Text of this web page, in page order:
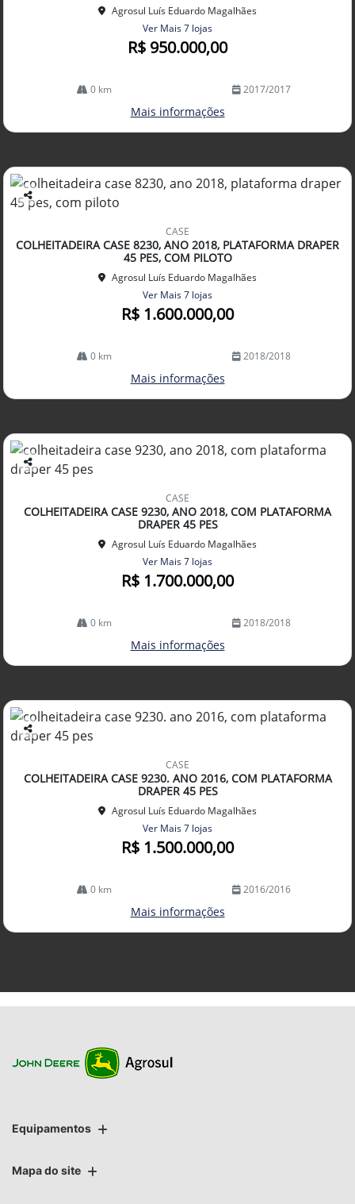
Agrosul Luís Eduardo Magalhães
Ver Mais 7 lojas
R$ 950.000,00
0 km 2017/2017
Mais informações
Co
arti
lhe
CASE
COLHEITADEIRA CASE 8230, ANO 2018, PLATAFORMA DRAPER
45 PES, COM PILOTO
Agrosul Luís Eduardo Magalhães
Ver Mais 7 lojas
R$ 1.600.000,00
0 km 2018/2018
Mais informações
Co
arti
lhe
CASE
COLHEITADEIRA CASE 9230, ANO 2018, COM PLATAFORMA
DRAPER 45 PES
Agrosul Luís Eduardo Magalhães
Ver Mais 7 lojas
R$ 1.700.000,00
0 km 2018/2018
Mais informações
Co
arti
lhe
CASE
COLHEITADEIRA CASE 9230. ANO 2016, COM PLATAFORMA
DRAPER 45 PES
Agrosul Luís Eduardo Magalhães
Ver Mais 7 lojas
R$ 1.500.000,00
0 km 2016/2016
Mais informações
Equipamentos
Mapa do site